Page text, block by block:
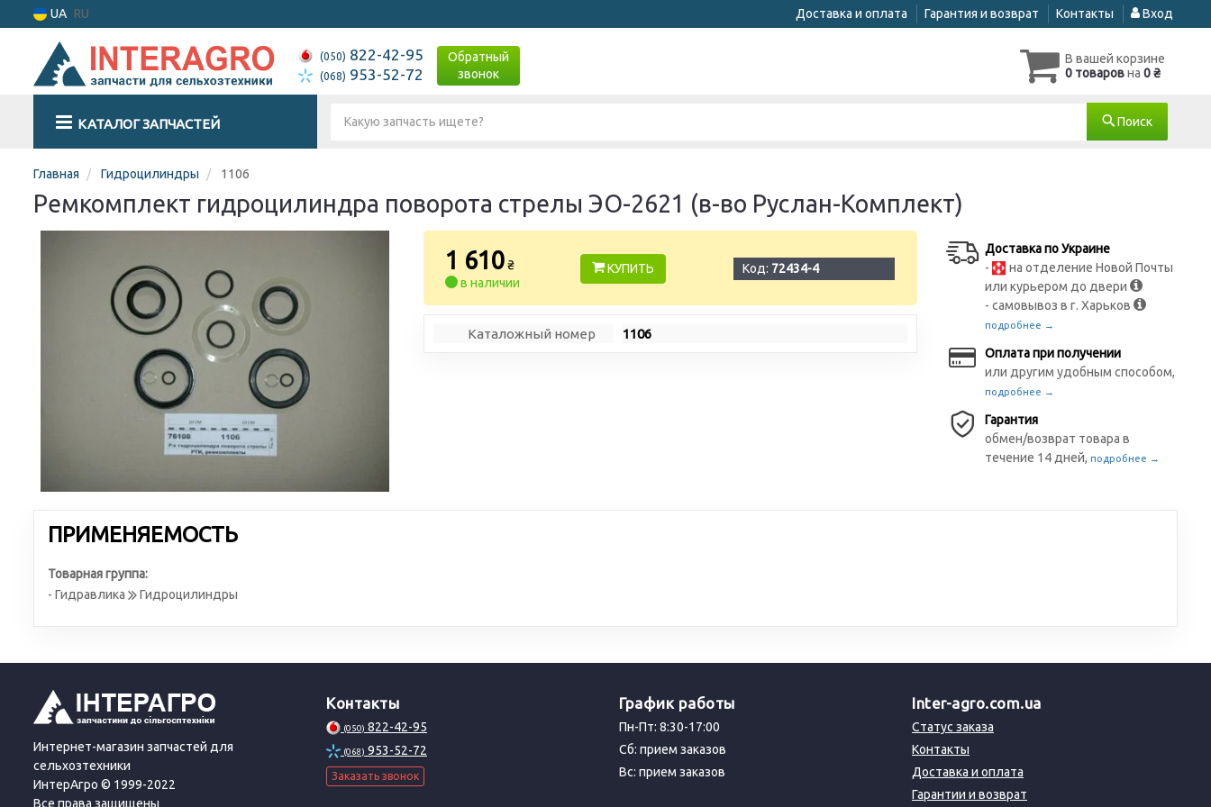
UA RU Доставка и оплата Гарантия и возврат Контакты Вход
(050) 822-42-95
(068) 953-52-72
Обратный
звонок
В вашей корзине
0 товаровна 0 ₴
КАТАЛОГ ЗАПЧАСТЕЙ Поиск
Главная Гидроцилиндры 1106
Ремкомплект гидроцилиндра поворота стрелы ЭО-2621 (в-во Руслан-Комплект)
1 610 ₴
в наличии
КУПИТЬ Код: 72434-4
Каталожный номер 1106
Доставка по Украине
-
на отделение Новой Почты
или курьером до двери
- самовывоз в г. Харьков
подробнее →
Оплата при получении
или другим удобным способом,
подробнее →
Гарантия
обмен/возврат товара в
течение 14 дней,подробнее →
ПРИМЕНЯЕМОСТЬ
Товарная группа:
- Гидравлика
Гидроцилиндры
Интернет-магазин запчастей для
сельхозтехники
ИнтерАгро © 1999-2022
Все права защищены
Контакты
(050) 822-42-95
(068) 953-52-72
Заказать звонок
График работы
Пн-Пт: 8:30-17:00
Сб: прием заказов
Вс: прием заказов
Inter-agro.com.ua
Статус заказа
Контакты
Доставка и оплата
Гарантии и возврат